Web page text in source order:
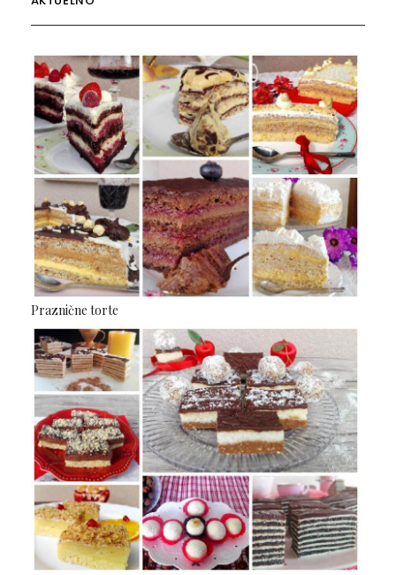
Praznične torte